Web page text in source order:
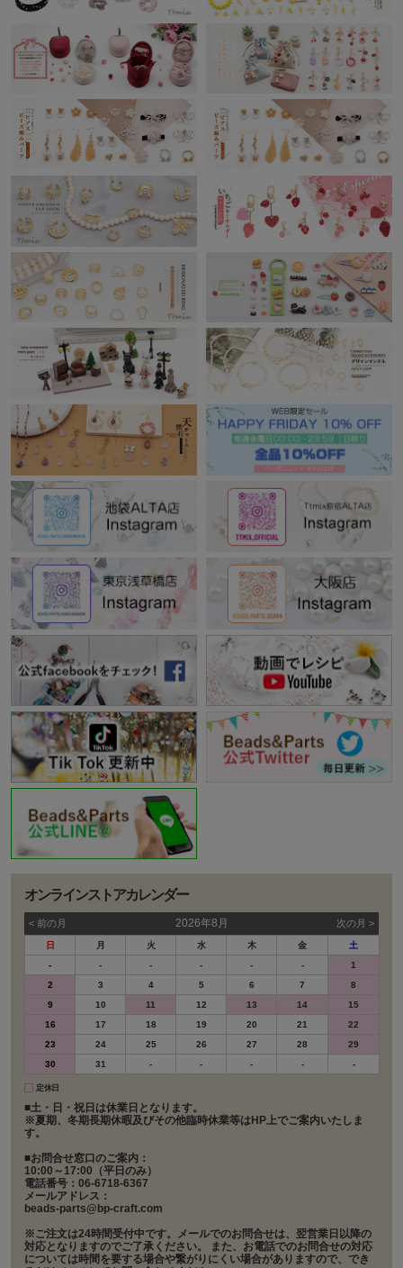
オンラインストアカレンダー
< 前の⽉ 2026年8月 次の⽉ >
日 月 火 水 木 金
土
-
- - - - -
1
2
3 4 5 6 7
8
9
10 11 12 13 14
15
16
17 18 19 20 21
22
23
24 25 26 27 28
29
30
31 - - - - -
定休日
■土・日・祝日は休業日となります。
※夏期、冬期長期休暇及びその他臨時休業等はHP上でご案内いたしま
す。
■お問合せ窓口のご案内：
10:00～17:00（平日のみ）
電話番号：06-6718-6367
メールアドレス：
beads-parts@bp-craft.com
※ご注文は24時間受付中です。メールでのお問合せは、翌営業日以降の
対応となりますのでご了承ください。 また、お電話でのお問合せの対応
については時間を要する場合や繋がりにくい場合がありますので、でき